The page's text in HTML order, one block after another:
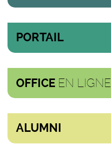
PORTAIL
OFFICE EN LIGNE
ALUMNI